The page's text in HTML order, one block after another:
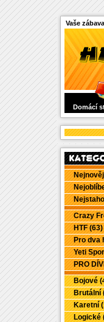
Vaše
Domácí
Crazy
HTF (63)
Pro dva
Yeti
PRO
Bojové
Brutální
Karetní
Logické